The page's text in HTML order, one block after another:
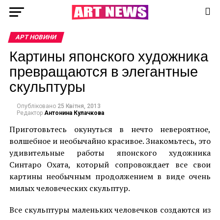
АРТ НОВИНИ
Картины японского художника
превращаются в элегантные
скульптуры
Опубліковано 25 Квітня, 2013
Редактор Антонина Кулачкова
Приготовьтесь окунуться в нечто невероятное,
волшебное и необычайно красивое. Знакомьтесь, это
удивительные работы японского художника
Синтаро Охата, который сопровождает все свои
картины необычным продолжением в виде очень
милых человеческих скульптур.
Все скульптуры маленьких человечков создаются из